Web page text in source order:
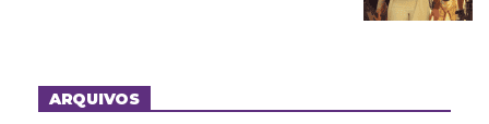
ARQUIVOS